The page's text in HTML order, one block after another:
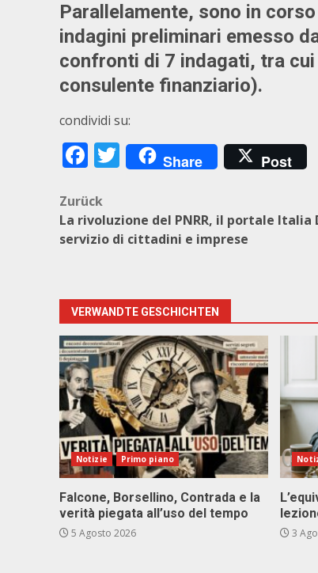
Parallelamente, sono in
indagini preliminari emesso
confronti di 7 indagati, tra
consulente finanziario).
condividi su:
Facebook
Twitter
Share Post
Beitragsnavigation
Zurück
La rivoluzione del PNRR, il portale Italia
servizio di cittadini e imprese
VERWANDTE GESCHICHTEN
Notizie Primo piano
Falcone, Borsellino, Contrada e la
verità piegata all’uso del tempo
5 Agosto 2026 3